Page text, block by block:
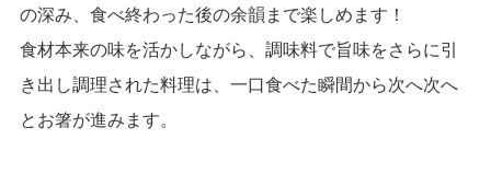
の深み、食べ終わった後の余韻まで楽しめます！
食材本来の味を活かしながら、調味料で旨味をさらに引
き出し調理された料理は、一口食べた瞬間から次へ次へ
とお箸が進みます。